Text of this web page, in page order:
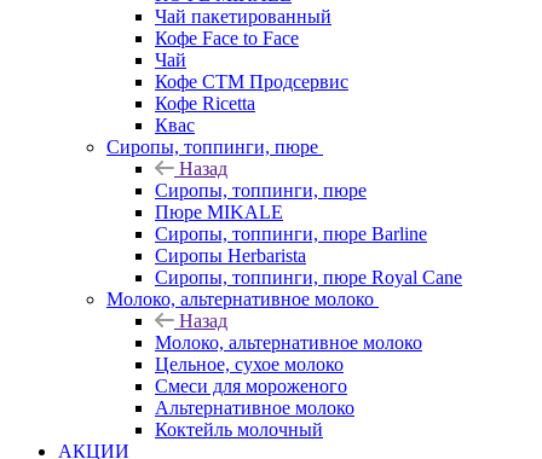
Чай пакетированный
Кофе Face to Face
Чай
Кофе СТМ Продсервис
Кофе Ricetta
Квас
Сиропы, топпинги, пюре
Назад
Сиропы, топпинги, пюре
Пюре MIKALE
Сиропы, топпинги, пюре Barline
Сиропы Herbarista
Сиропы, топпинги, пюре Royal Cane
Молоко, альтернативное молоко
Назад
Молоко, альтернативное молоко
Цельное, сухое молоко
Смеси для мороженого
Альтернативное молоко
Коктейль молочный
АКЦИИ